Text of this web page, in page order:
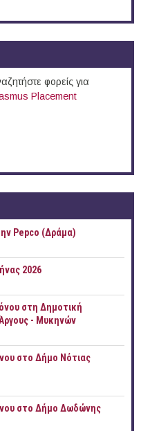
φορείς για
Placement
Pepco (Δράμα)
2026
στη Δημοτική
- Μυκηνών
στο Δήμο Νότιας
στο Δήμο Δωδώνης